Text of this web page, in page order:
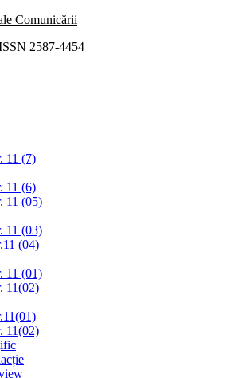
Comunicării
2587-4454
11 (7)
11 (6)
11 (05)
11 (03)
(04)
11 (01)
11(02)
11(02)